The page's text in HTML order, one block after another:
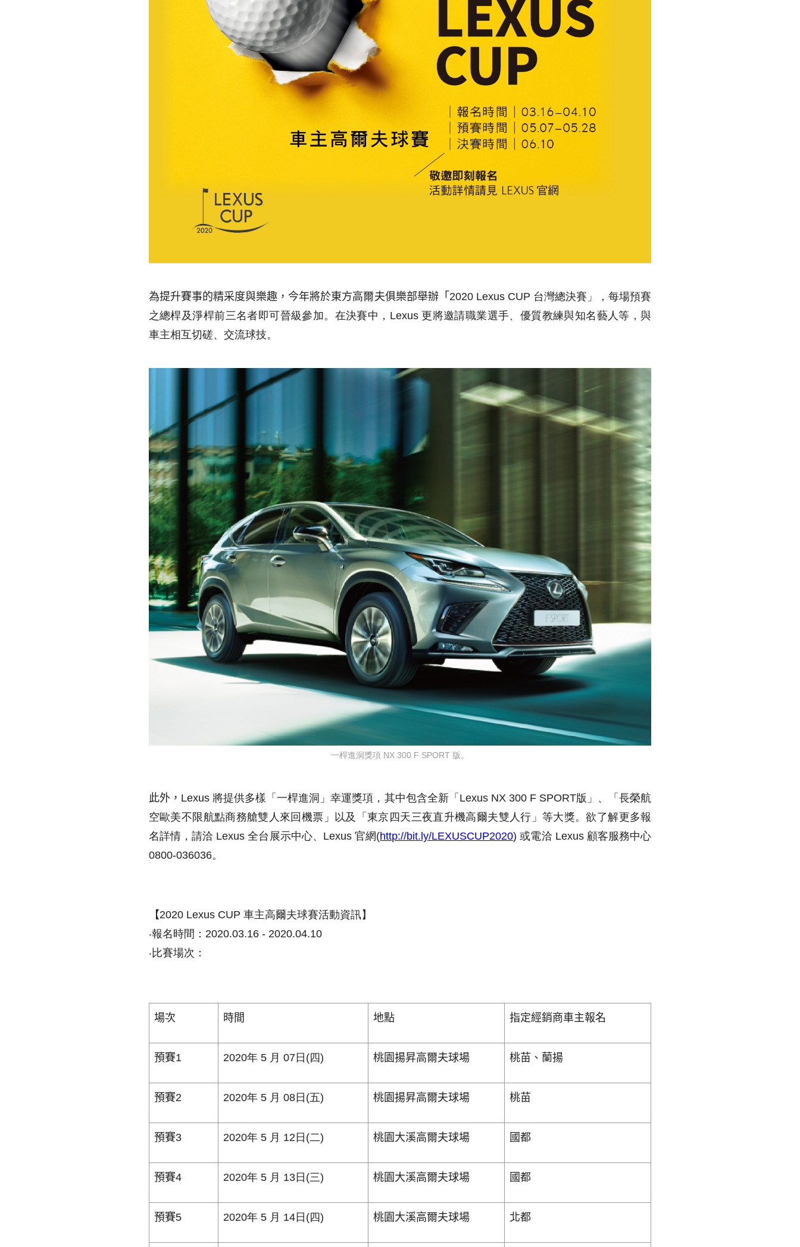
為提升賽事的精采度與樂趣，今年將於東方高爾夫俱樂部舉辦「 2020 Lexus CUP 台灣總決賽」，每場預賽
之總桿及淨桿前三名者即可晉級參加。在決賽中，Lexus 更將邀請職業選手、優質教練與知名藝人等，與
車主相互切磋、交流球技。
一桿進洞獎項 NX 300 F SPORT 版。
此外， Lexus 將提供多樣「一桿進洞」幸運獎項，其中包含全新「Lexus NX 300 F SPORT版」、「長榮航
空歐美不限航點商務艙雙人來回機票」以及「東京四天三夜直升機高爾夫雙人行」等大獎。欲了解更多報
名詳情，請洽 Lexus 全台展示中心、Lexus 官網(http://bit.ly/LEXUSCUP2020) 或電洽 Lexus 顧客服務中心
0800-036036。
【2020 Lexus CUP 車主高爾夫球賽活動資訊】
‧報名時間：2020.03.16 - 2020.04.10
‧比賽場次：
場次 時間 地點 指定經銷商車主報名
預賽1 2020年 5 月 07日(四) 桃園揚昇高爾夫球場 桃苗、蘭揚
預賽2 2020年 5 月 08日(五) 桃園揚昇高爾夫球場 桃苗
預賽3 2020年 5 月 12日(二) 桃園大溪高爾夫球場 國都
預賽4 2020年 5 月 13日(三) 桃園大溪高爾夫球場 國都
預賽5 2020年 5 月 14日(四) 桃園大溪高爾夫球場 北都